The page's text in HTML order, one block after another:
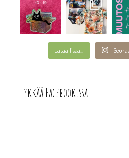
Lataa lisää...
Tykkää Facebookissa